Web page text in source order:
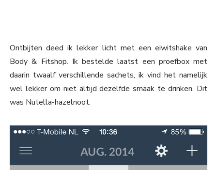
Ontbijten deed ik lekker licht met een eiwitshake van
Body & Fitshop. Ik bestelde laatst een proefbox met
daarin twaalf verschillende sachets, ik vind het namelijk
wel lekker om niet altijd dezelfde smaak te drinken. Dit
was Nutella-hazelnoot.